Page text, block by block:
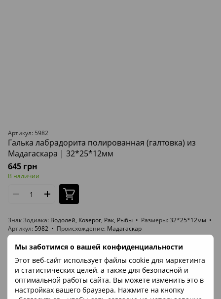
Мы заботимся о вашей конфиденциальности
Этот веб-сайт использует файлы cookie для маркетинга
и статистических целей, а также для безопасной и
оптимальной работы сайта. Вы можете изменить это в
настройках вашего браузера. Нажмите на кнопку
Артикул: 5982
Галька лабрадорита полированная (галтовка) из
Мадагаскара | 32*25*12мм
645 грн
В наличии
Знак Зодиака Водолей, Козерог, Рак, Рыбы Размеры 32*25*12мм
Артикул 5982 Происхождение Мадагаскар